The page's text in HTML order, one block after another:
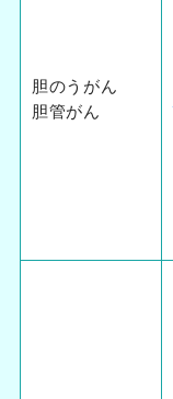
胆のうがん
胆管がん